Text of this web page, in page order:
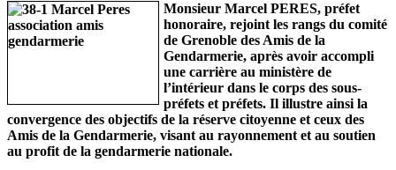
Monsieur Marcel PERES, préfet
honoraire, rejoint les rangs du comité
de Grenoble des Amis de la
Gendarmerie, après avoir accompli
une carrière au ministère de
l’intérieur dans le corps des sous-
préfets et préfets. Il illustre ainsi la
convergence des objectifs de la réserve citoyenne et ceux des
Amis de la Gendarmerie, visant au rayonnement et au soutien
au profit de la gendarmerie nationale.